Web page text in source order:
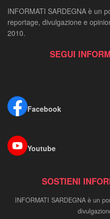
INFORMATI SARDEGNA è un
reportage, divulgazione e
2010.
SEGUI
Facebook
Youtube
SOSTIENI
INFORMATI SARDEGNA è un